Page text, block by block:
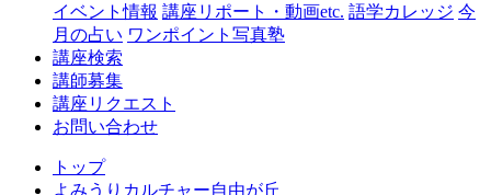
丘
イベント情報 講座リポート・動画etc. 語学カレッジ 今
月の占い ワンポイント写真塾
講座検索
講師募集
講座リクエスト
お問い合わせ
トップ
よみうりカルチャー自由が丘